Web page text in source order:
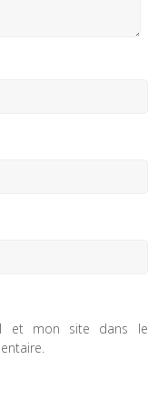
et mon site dans le